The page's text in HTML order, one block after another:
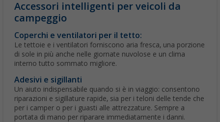
Accessori intelligenti per veicoli da
campeggio
Coperchi e ventilatori per il tetto:
Le tettoie e i ventilatori forniscono aria fresca, una porzione
di sole in più anche nelle giornate nuvolose e un clima
interno tutto sommato migliore.
Adesivi e sigillanti
Un aiuto indispensabile quando si è in viaggio: consentono
riparazioni e sigillature rapide, sia per i teloni delle tende che
per i camper o per i guasti alle attrezzature. Sempre a
portata di mano per riparare immediatamente i danni.